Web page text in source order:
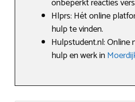
Hlprs: Hét online
hulp te vinden.
Hulpstudent.nl: Online
hulp en werk in